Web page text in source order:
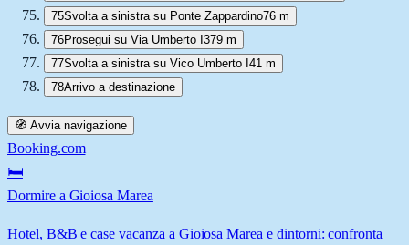
75Svolta a sinistra su Ponte Zappardino76 m
76Prosegui su Via Umberto I379 m
77Svolta a sinistra su Vico Umberto I41 m
78Arrivo a destinazione
🧭 Avvia navigazione
Booking.com
🛏️
Dormire a Gioiosa Marea
Hotel, B&B e case vacanza a Gioiosa Marea e dintorni: confronta